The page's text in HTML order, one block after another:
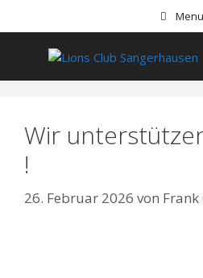
Menu
Wir
!
26. Februar 2026 von Frank